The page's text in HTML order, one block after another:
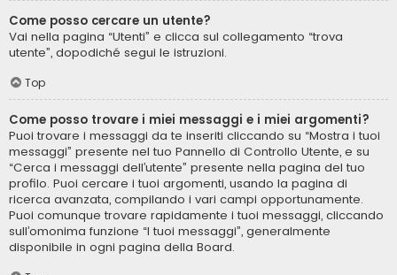
Come posso cercare un utente?
Vai nella pagina “Utenti” e clicca sul collegamento “trova
utente”, dopodiché segui le istruzioni.
Top
Come posso trovare i miei messaggi e i miei argomenti?
Puoi trovare i messaggi da te inseriti cliccando su “Mostra i tuoi
messaggi” presente nel tuo Pannello di Controllo Utente, e su
“Cerca i messaggi dell’utente” presente nella pagina del tuo
profilo. Puoi cercare i tuoi argomenti, usando la pagina di
ricerca avanzata, compilando i vari campi opportunamente.
Puoi comunque trovare rapidamente i tuoi messaggi, cliccando
sull’omonima funzione “I tuoi messaggi”, generalmente
disponibile in ogni pagina della Board.